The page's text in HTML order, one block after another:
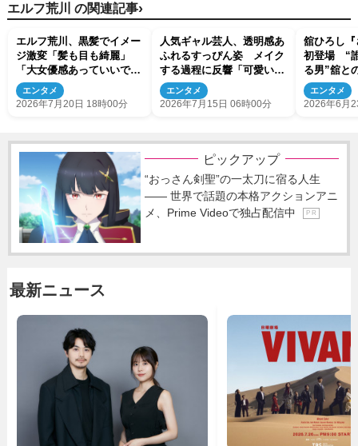
エルフ荒川 の関連記事›
エルフ荒川、黒髪でイメー
ジ激変「髪も目も綺麗」
「大女優感あっていいです
ね！」
エンタメ
2026年7月20日 18時00分
人気ギャル芸人、透明感あ
ふれるすっぴん姿 メイク
する過程に反響「可愛い過
ぎ」
エンタメ
2026年7月15日 06時00分
舘ひろし
初登場 “
る男”舘と
ョットに
エンタメ
2026年6月
ピックアップ
“おっさん剣聖”の一太刀に宿る人生
―― 世界で話題の本格アクションアニ
メ、Prime Videoで独占配信中
P R
最新ニュース